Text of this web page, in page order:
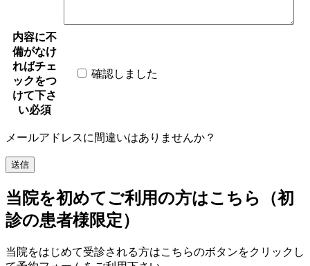
内容に不
備がなけ
ればチェ
ックをつ
けて下さ
い必須
確認しました
メールアドレスに間違いはありませんか？
当院を初めてご利用の方はこちら（初
診の患者様限定）
当院をはじめて受診される方はこちらのボタンをクリックし